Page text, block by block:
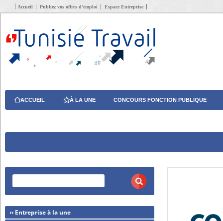
Accueil Publiez vos offres d’emploi Espace Entreprise
ACCUEIL À LA UNE CONCOURS FONCTION PUBLIQUE
›› Entreprise à la une